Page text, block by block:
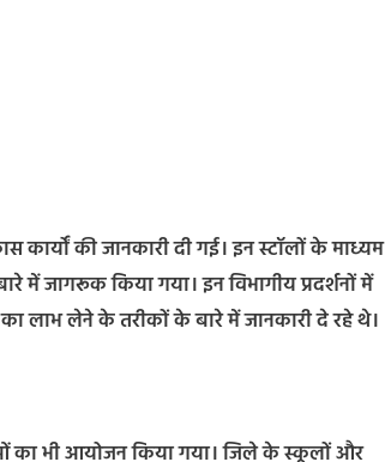
कार्यों की जानकारी दी गई। इन स्टॉलों के माध्यम
में जागरूक किया गया। इन विभागीय प्रदर्शनों में
लाभ लेने के तरीकों के बारे में जानकारी दे रहे थे।
का भी आयोजन किया गया। जिले के स्कूलों और